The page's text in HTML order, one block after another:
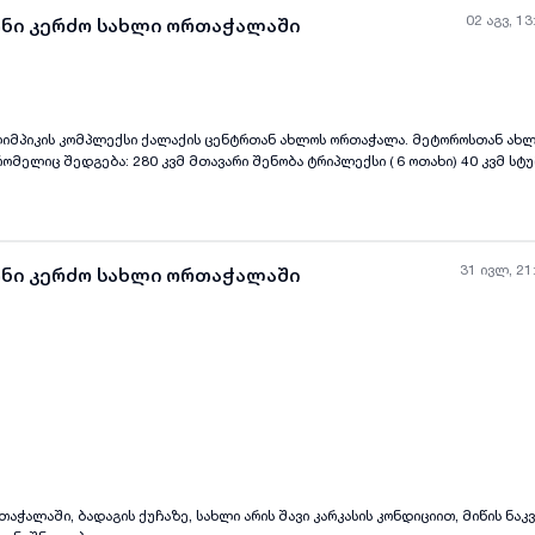
02 აგვ,
ყველა ფოტო+( 7)
კერძო სახლი ორთაჭალაში
ფასდაკლებით კომპლექსის მაცხოვრებლებისთვის. ფასი 500000$
31 ივლ,
კერძო სახლი ორთაჭალაში
ბადაგის ქუჩაზე, სახლი არის შავი კარკასის კონდიციით, მიწის